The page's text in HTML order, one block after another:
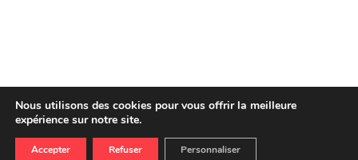
Nous utilisons des cookies pour vous offrir la meilleure
expérience sur notre site.
Accepter Refuser Personnaliser